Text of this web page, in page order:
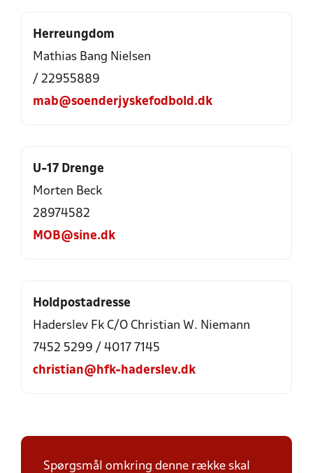
Herreungdom
Mathias Bang Nielsen
/ 22955889
mab@soenderjyskefodbold.dk
U-17 Drenge
Morten Beck
28974582
MOB@sine.dk
Holdpostadresse
Haderslev Fk C/O Christian W. Niemann
7452 5299 / 4017 7145
christian@hfk-haderslev.dk
Spørgsmål omkring denne række skal